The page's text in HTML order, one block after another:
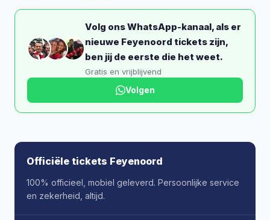
Volg ons WhatsApp-kanaal, als er
nieuwe Feyenoord tickets zijn,
ben jij de eerste die het weet.
Gratis en vrijblijvend
Volgen
Officiële tickets Feyenoord
100% officieel, mobiel geleverd. Persoonlijke service
en zekerheid, altijd.